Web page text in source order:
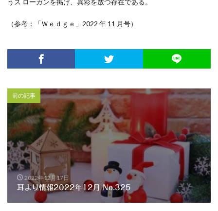
（参考：「Ｗｅｄｇｅ」2022 年 11 月号）
前の記事
2022年12月17日
耳より情報2022年12月 No.325